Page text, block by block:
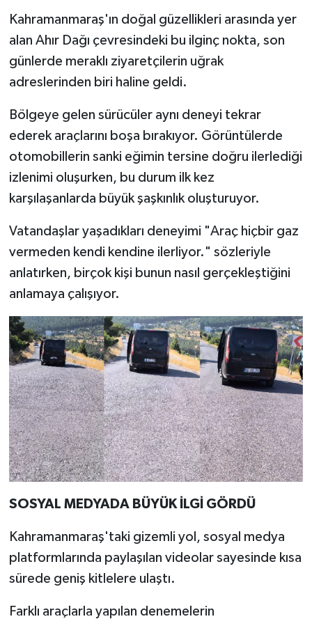
Kahramanmaraş'ın doğal güzellikleri arasında yer
alan Ahır Dağı çevresindeki bu ilginç nokta, son
günlerde meraklı ziyaretçilerin uğrak
adreslerinden biri haline geldi.
Bölgeye gelen sürücüler aynı deneyi tekrar
ederek araçlarını boşa bırakıyor. Görüntülerde
otomobillerin sanki eğimin tersine doğru ilerlediği
izlenimi oluşurken, bu durum ilk kez
karşılaşanlarda büyük şaşkınlık oluşturuyor.
Vatandaşlar yaşadıkları deneyimi "Araç hiçbir gaz
vermeden kendi kendine ilerliyor." sözleriyle
anlatırken, birçok kişi bunun nasıl gerçekleştiğini
anlamaya çalışıyor.
SOSYAL MEDYADA BÜYÜK İLGİ GÖRDÜ
Kahramanmaraş'taki gizemli yol, sosyal medya
platformlarında paylaşılan videolar sayesinde kısa
sürede geniş kitlelere ulaştı.
Farklı araçlarla yapılan denemelerin